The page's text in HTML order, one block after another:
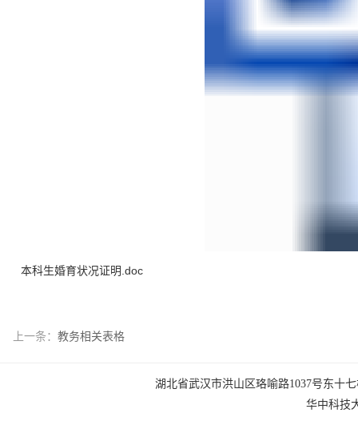
本科生婚育状况证明.doc
上一条： 教务相关表格
湖北省武汉市洪山区珞喻路1037号东十
华中科技